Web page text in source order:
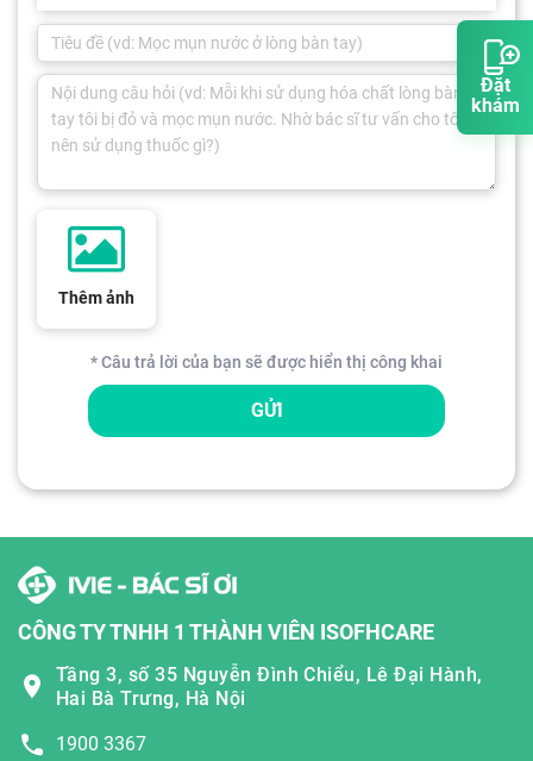
Đặt
khám
Thêm ảnh
* Câu trả lời của bạn sẽ được hiển thị công khai
GỬI
CÔNG TY TNHH 1 THÀNH VIÊN ISOFHCARE
Tầng 3, số 35 Nguyễn Đình Chiểu, Lê Đại Hành,
Hai Bà Trưng, Hà Nội
1900 3367